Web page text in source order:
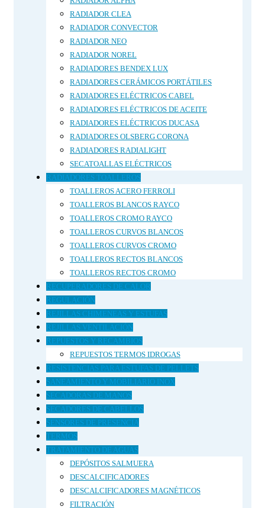
RADIADOR CLEA
RADIADOR CONVECTOR
RADIADOR NEO
RADIADOR NOREL
RADIADORES BENDEX LUX
RADIADORES CERÁMICOS PORTÁTILES
RADIADORES ELÉCTRICOS CABEL
RADIADORES ELÉCTRICOS DE ACEITE
RADIADORES ELÉCTRICOS DUCASA
RADIADORES OLSBERG CORONA
RADIADORES RADIALIGHT
SECATOALLAS ELÉCTRICOS
RADIADORES TOALLEROS
TOALLEROS ACERO FERROLI
TOALLEROS BLANCOS RAYCO
TOALLEROS CROMO RAYCO
TOALLEROS CURVOS BLANCOS
TOALLEROS CURVOS CROMO
TOALLEROS RECTOS BLANCOS
TOALLEROS RECTOS CROMO
RECUPERADORES DE CALOR
REGULACIÓN
REJILLAS CHIMENEAS Y ESTUFAS
REJILLAS VENTILACIÓN
REPUESTOS Y RECAMBIOS
REPUESTOS TERMOS IDROGAS
RESISTENCIAS PARA ESTUFAS DE PELLETS
SANEAMIENTO Y MOBILIARIO INOX
SECADORAS DE MANOS
SECADORES DE CABELLOS
SENSORES DE PRESENCIA
TERMOS
TRATAMIENTO DE AGUAS
DEPÓSITOS SALMUERA
DESCALCIFICADORES
DESCALCIFICADORES MAGNÉTICOS
FILTRACIÓN